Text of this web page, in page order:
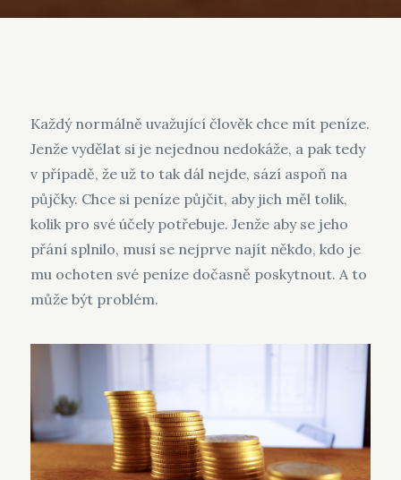
Každý normálně uvažující člověk chce mít peníze.
Jenže vydělat si je nejednou nedokáže, a pak tedy
v případě, že už to tak dál nejde, sází aspoň na
půjčky. Chce si peníze půjčit, aby jich měl tolik,
kolik pro své účely potřebuje. Jenže aby se jeho
přání splnilo, musí se nejprve najít někdo, kdo je
mu ochoten své peníze dočasně poskytnout. A to
může být problém.